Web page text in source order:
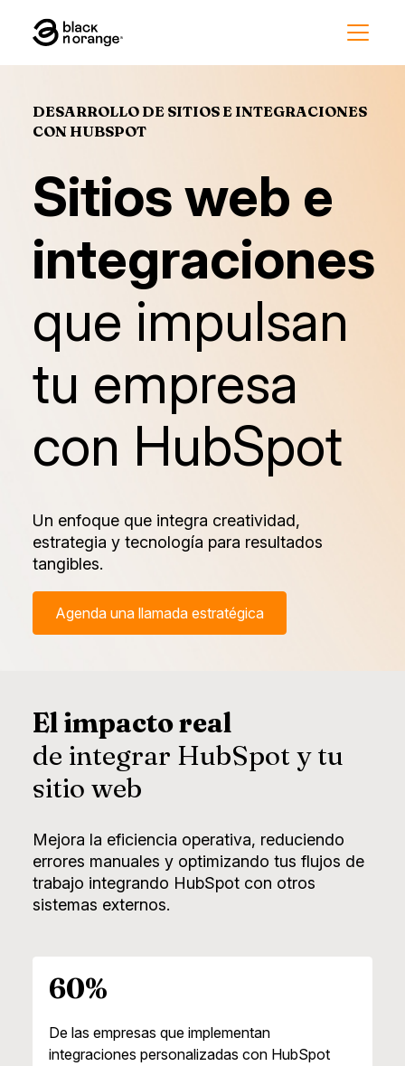
DESARROLLO DE SITIOS E INTEGRACIONES
CON HUBSPOT
Sitios web e
integraciones
que impulsan
tu empresa
con HubSpot
Un enfoque que integra creatividad,
estrategia y tecnología para resultados
tangibles.
Agenda una llamada estratégica
El impacto real
de integrar HubSpot y tu
sitio web
Mejora la eficiencia operativa, reduciendo
errores manuales y optimizando tus flujos de
trabajo integrando HubSpot con otros
sistemas externos.
60%
De las empresas que implementan
integraciones personalizadas con HubSpot